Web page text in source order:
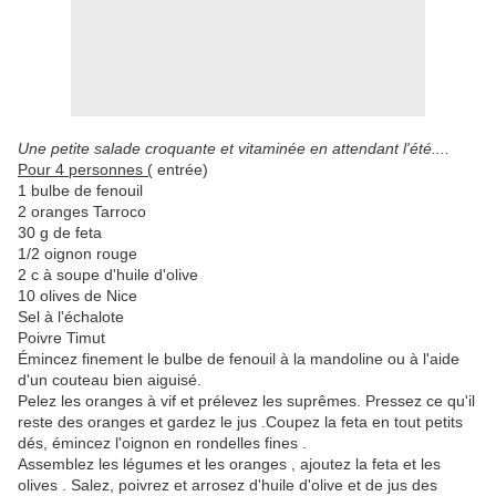
Une petite salade croquante et vitaminée en attendant l'été....
Pour 4 personnes ( entrée)
1 bulbe de fenouil
2 oranges Tarroco
30 g de feta
1/2 oignon rouge
2 c à soupe d'huile d'olive
10 olives de Nice
Sel à l'échalote
Poivre Timut
Émincez finement le bulbe de fenouil à la mandoline ou à l'aide
d'un couteau bien aiguisé.
Pelez les oranges à vif et prélevez les suprêmes. Pressez ce qu'il
reste des oranges et gardez le jus .Coupez la feta en tout petits
dés, émincez l'oignon en rondelles fines .
Assemblez les légumes et les oranges , ajoutez la feta et les
olives . Salez, poivrez et arrosez d'huile d'olive et de jus des